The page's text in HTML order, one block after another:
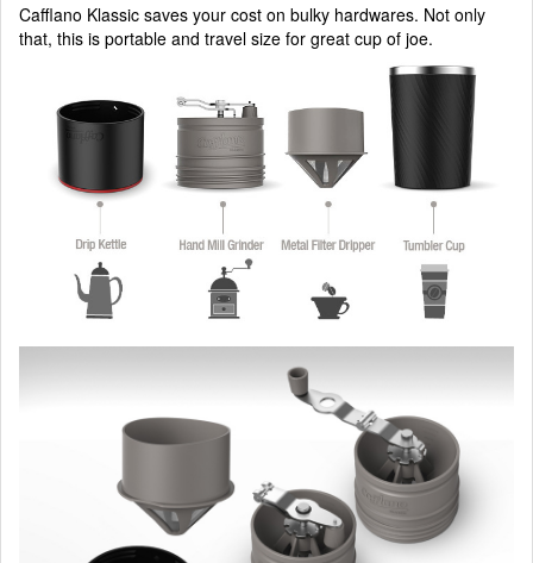
Cafflano Klassic saves your cost on bulky hardwares. Not only
that, this is portable and travel size for great cup of joe.